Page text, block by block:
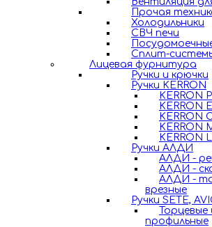
Прочая
Холодильники
СВЧ печи
Сплит-
Лицевая фурнитура
Ручки и крючки
Ручки KERRON
KERRON
KERRON
KERRON
KERRON
KERRON
Ручки АЛДИ
АЛДИ -
АЛДИ -
АЛДИ -
врезные
Ручки SETE,
Торцевые
профильные